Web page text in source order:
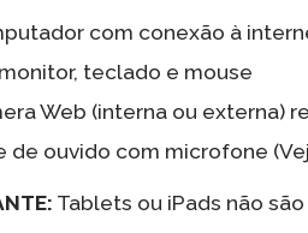
com conexão à
teclado e mouse
Web (interna ou externa)
de ouvido com microfone
Tablets ou iPads não